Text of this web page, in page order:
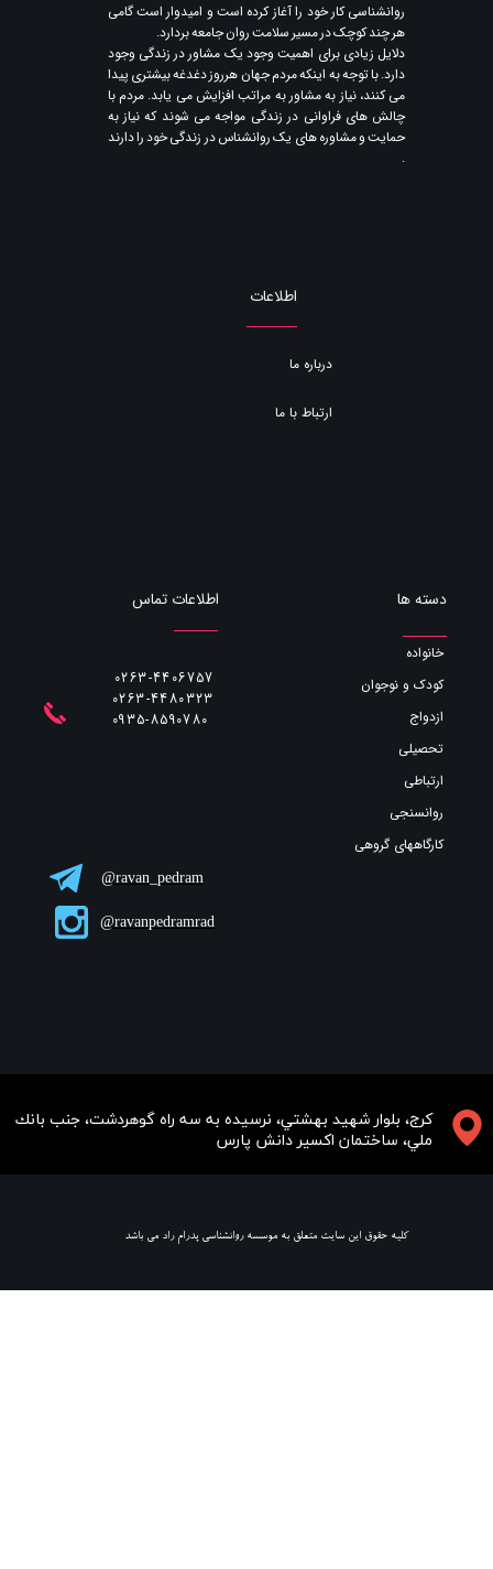
​​​كرج، بلوار شهيد بهشتي، نرسيده به سه راه گوهردشت، جنب بانك
ملي، ساختمان اكسير دانش پارس
روانشناسی کار خود را آغاز کرده است و امیدوار است گامی
هر چند کوچک در مسیر سلامت روان جامعه بردارد.
دلایل زیادی برای اهمیت وجود یک مشاور در زندگی وجود
دارد. با توجه به اینکه مردم جهان هرروز دغدغه بیشتری پیدا
می کنند​​​​​​​، نیاز به مشاور به مراتب افزایش می یابد. مردم با
چالش های فراوانی در زندگی مواجه می شوند که نیاز به
حمایت و مشاوره های یک روانشناس در زندگی خود را دارند​​​​​​​
.
خانواده
کودک و نوجوان
ازدواج
تحصیلی
ارتباطی
روانسنجی
کارگاههای گروهی
دسته ها
اطلاعات
اطلاعات تماس
0263-4406757
0263-4480323
ravan_pedram@
ravanpedramrad@
​ كليه حقوق اين سايت متعلق به موسسه روانشناسي پدرام راد مي باشد
درباره ما
ارتباط با ما